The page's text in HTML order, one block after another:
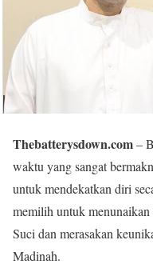
Thebatterysdown.com–
waktu yang sangat
untuk mendekatkan diri
memilih untuk menunaikan
Suci dan merasakan
Madinah.